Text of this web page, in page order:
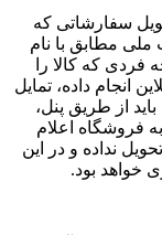
سفارشاتی که
ملی مطابق با نام
که کالا را
انجام داده، تمایل
از طریق پنل،
به فروشگاه اعلام
نداده و در این
خواهد بود.